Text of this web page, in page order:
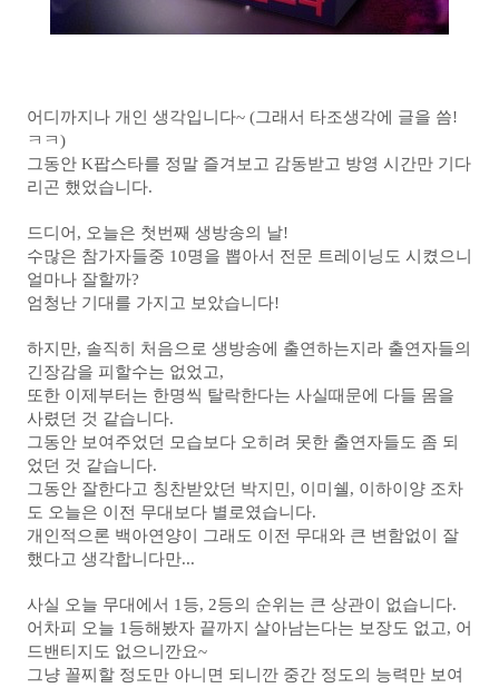
어디까지나 개인 생각입니다~ (그래서 타조생각에 글을 씀!
ㅋㅋ)
그동안 K팝스타를 정말 즐겨보고 감동받고 방영 시간만 기다
리곤 했었습니다.
드디어, 오늘은 첫번째 생방송의 날!
수많은 참가자들중 10명을 뽑아서 전문 트레이닝도 시켰으니
얼마나 잘할까?
엄청난 기대를 가지고 보았습니다!
하지만, 솔직히 처음으로 생방송에 출연하는지라 출연자들의
긴장감을 피할수는 없었고,
또한 이제부터는 한명씩 탈락한다는 사실때문에 다들 몸을
사렸던 것 같습니다.
그동안 보여주었던 모습보다 오히려 못한 출연자들도 좀 되
었던 것 같습니다.
그동안 잘한다고 칭찬받았던 박지민, 이미쉘, 이하이양 조차
도 오늘은 이전 무대보다 별로였습니다.
개인적으론 백아연양이 그래도 이전 무대와 큰 변함없이 잘
했다고 생각합니다만...
사실 오늘 무대에서 1등, 2등의 순위는 큰 상관이 없습니다.
어차피 오늘 1등해봤자 끝까지 살아남는다는 보장도 없고, 어
드밴티지도 없으니깐요~
그냥 꼴찌할 정도만 아니면 되니깐 중간 정도의 능력만 보여